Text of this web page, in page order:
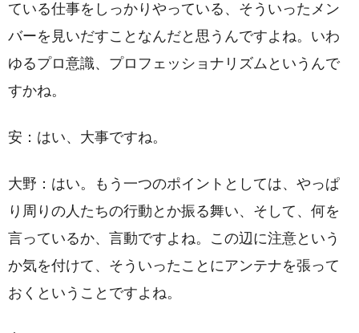
ている仕事をしっかりやっている、そういったメン
バーを見いだすことなんだと思うんですよね。いわ
ゆるプロ意識、プロフェッショナリズムというんで
すかね。
安：はい、大事ですね。
大野：はい。もう一つのポイントとしては、やっぱ
り周りの人たちの行動とか振る舞い、そして、何を
言っているか、言動ですよね。この辺に注意という
か気を付けて、そういったことにアンテナを張って
おくということですよね。